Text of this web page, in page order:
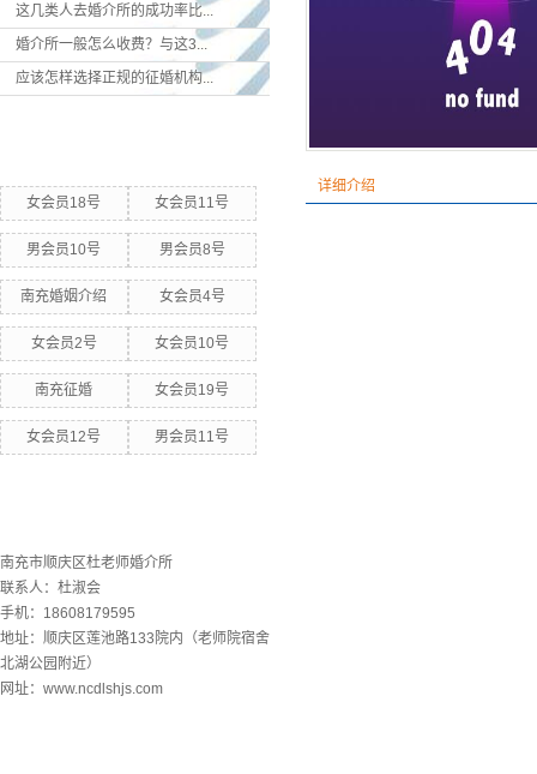
这几类人去婚介所的成功率比...
婚介所一般怎么收费？与这3...
应该怎样选择正规的征婚机构...
女会员18号 女会员11号
男会员10号 男会员8号
南充婚姻介绍 女会员4号
女会员2号 女会员10号
南充征婚 女会员19号
女会员12号 男会员11号
南充市顺庆区杜老师婚介所
联系人：杜淑会
手机：18608179595
地址：顺庆区莲池路133院内（老师院宿舍
北湖公园附近）
网址：www.ncdlshjs.com
详细介绍